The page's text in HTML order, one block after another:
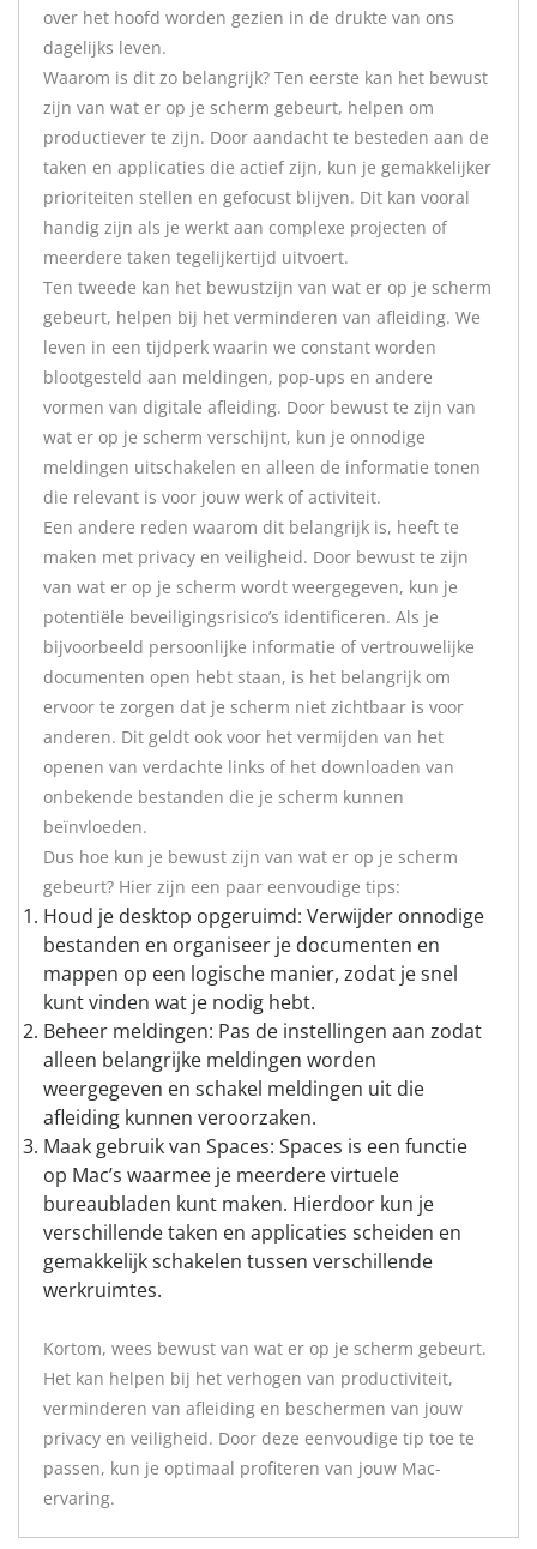
over het hoofd worden gezien in de drukte van ons
dagelijks leven.
Waarom is dit zo belangrijk? Ten eerste kan het bewust
zijn van wat er op je scherm gebeurt, helpen om
productiever te zijn. Door aandacht te besteden aan de
taken en applicaties die actief zijn, kun je gemakkelijker
prioriteiten stellen en gefocust blijven. Dit kan vooral
handig zijn als je werkt aan complexe projecten of
meerdere taken tegelijkertijd uitvoert.
Ten tweede kan het bewustzijn van wat er op je scherm
gebeurt, helpen bij het verminderen van afleiding. We
leven in een tijdperk waarin we constant worden
blootgesteld aan meldingen, pop-ups en andere
vormen van digitale afleiding. Door bewust te zijn van
wat er op je scherm verschijnt, kun je onnodige
meldingen uitschakelen en alleen de informatie tonen
die relevant is voor jouw werk of activiteit.
Een andere reden waarom dit belangrijk is, heeft te
maken met privacy en veiligheid. Door bewust te zijn
van wat er op je scherm wordt weergegeven, kun je
potentiële beveiligingsrisico’s identificeren. Als je
bijvoorbeeld persoonlijke informatie of vertrouwelijke
documenten open hebt staan, is het belangrijk om
ervoor te zorgen dat je scherm niet zichtbaar is voor
anderen. Dit geldt ook voor het vermijden van het
openen van verdachte links of het downloaden van
onbekende bestanden die je scherm kunnen
beïnvloeden.
Dus hoe kun je bewust zijn van wat er op je scherm
gebeurt? Hier zijn een paar eenvoudige tips:
Houd je desktop opgeruimd: Verwijder onnodige
bestanden en organiseer je documenten en
mappen op een logische manier, zodat je snel
kunt vinden wat je nodig hebt.
Beheer meldingen: Pas de instellingen aan zodat
alleen belangrijke meldingen worden
weergegeven en schakel meldingen uit die
afleiding kunnen veroorzaken.
Maak gebruik van Spaces: Spaces is een functie
op Mac’s waarmee je meerdere virtuele
bureaubladen kunt maken. Hierdoor kun je
verschillende taken en applicaties scheiden en
gemakkelijk schakelen tussen verschillende
werkruimtes.
Kortom, wees bewust van wat er op je scherm gebeurt.
Het kan helpen bij het verhogen van productiviteit,
verminderen van afleiding en beschermen van jouw
privacy en veiligheid. Door deze eenvoudige tip toe te
passen, kun je optimaal profiteren van jouw Mac-
ervaring.